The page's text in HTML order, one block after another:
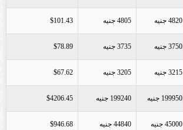
4820 جنيه 4805 جنيه $101.43
3750 جنيه 3735 جنيه $78.89
3215 جنيه 3205 جنيه $67.62
199950 جنيه 199240 جنيه $4206.45
45000 جنيه 44840 جنيه $946.68